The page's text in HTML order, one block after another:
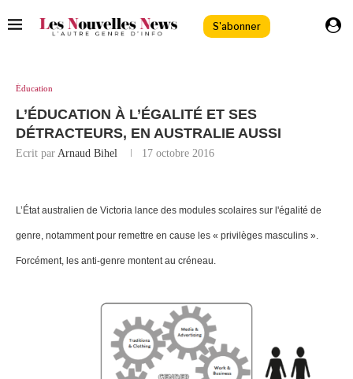
S'abonner
Éducation
L’ÉDUCATION À L’ÉGALITÉ ET SES
DÉTRACTEURS, EN AUSTRALIE AUSSI
Ecrit par Arnaud Bihel 17 octobre 2016
L’État australien de Victoria lance des modules scolaires sur l'égalité de
genre, notamment pour remettre en cause les « privilèges masculins ».
Forcément, les anti-genre montent au créneau.